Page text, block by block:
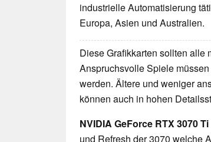
industrielle Automatisierung
Europa, Asien und Australien.
Diese Grafikkarten sollten alle
Anspruchsvolle Spiele
werden. Ältere und weniger
können auch in hohen
NVIDIA GeForce RTX 3070
und Refresh der 3070 welche